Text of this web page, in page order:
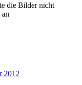
die Bilder nicht
2012